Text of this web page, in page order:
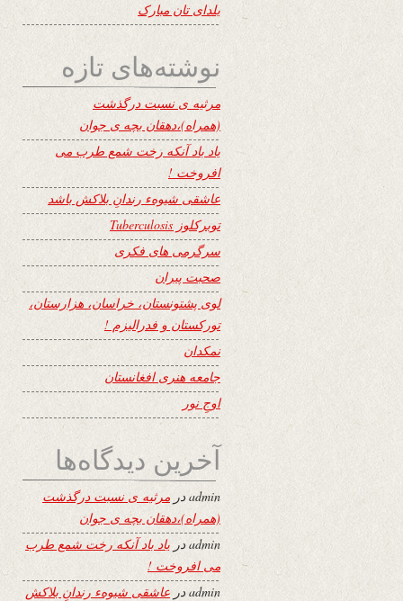
یلدای تان مبارک
نوشته‌های تازه
مرثیه ی نسبت درگذشت
(همراه)،دهقان بچه ی جوان
یاد باد آنکه رخت شمع طرب می
افروخت !
عاشقی شیوهء رندانِ بلاکش باشد
توبرکلوز Tuberculosis
سرگرمی های فکری
صحبت پیران
لوی پشتونستان، خراسان، هزارستان،
تورکستان و فدرالیزم !
نمکدان
جامعه هنری افغانستان
اوجِ نور
آخرین دیدگاه‌ها
adminدر مرثیه ی نسبت درگذشت
(همراه)،دهقان بچه ی جوان
admin در یاد باد آنکه رخت شمع طرب
می افروخت !
adminدر عاشقی شیوهء رندانِ بلاکش